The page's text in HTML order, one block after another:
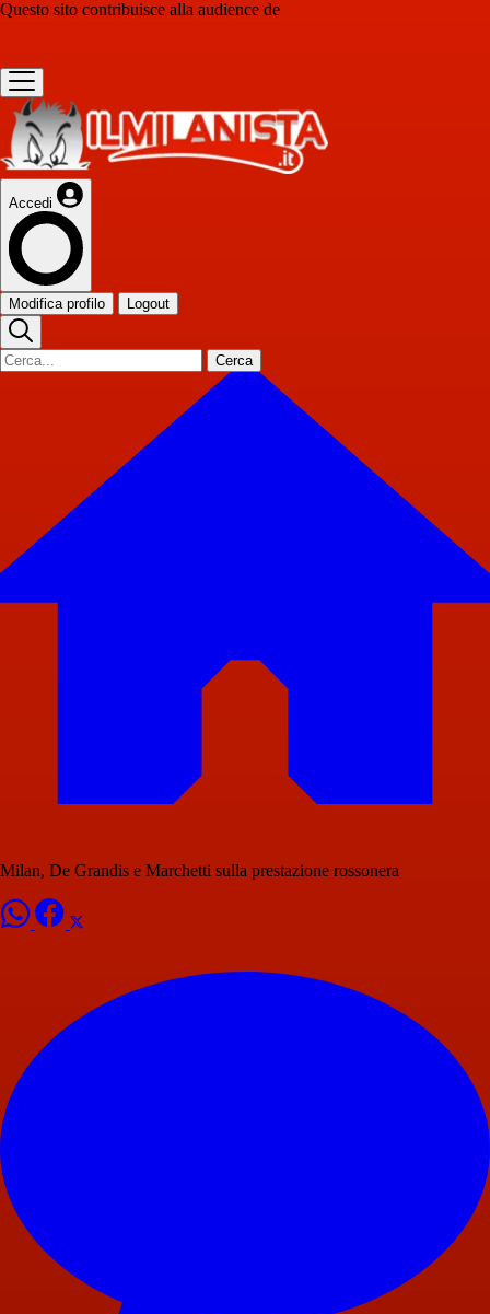
Questo sito contribuisce alla audience de
Accedi
Modifica profilo Logout
Cerca
Milan, De Grandis e Marchetti sulla prestazione rossonera